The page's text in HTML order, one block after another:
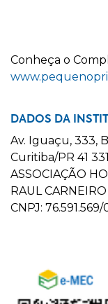
Conheça o C
DADOS DA
Av. Iguaçu, 333,
Curitiba/PR 41
ASSOCIAÇÃO
RAUL CARNEIRO
CNPJ: